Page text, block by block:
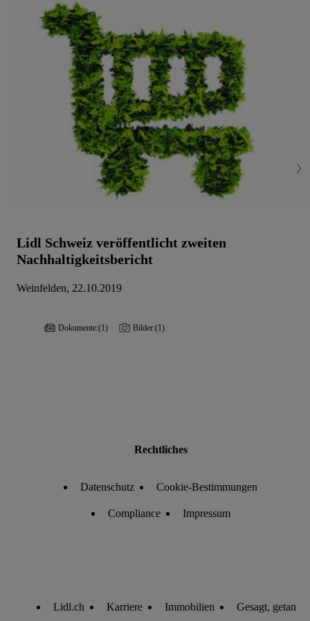
Lidl Schweiz veröffentlicht zweiten
Nachhaltigkeitsbericht
Weinfelden, 22.10.2019
Dokumente:(1) Bilder:(1)
Rechtliches
Datenschutz Cookie-Bestimmungen
Compliance Impressum
Lidl.ch Karriere Immobilien Gesagt, getan
Einwilligung jederzeit mit Wirkung für die Zukunft zu
widerrufen, findest du in unserenDatenschutzbestimmungen
Die Impressen findest du hier.